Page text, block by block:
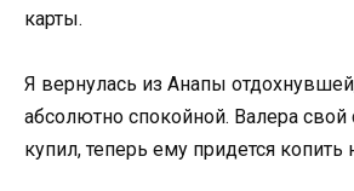
карты.
Я вернулась из Анапы
абсолютно спокойной. Валера свой
купил, теперь ему придется копить